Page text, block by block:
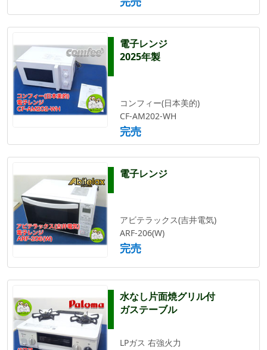
電子レンジ
2025年製
コンフィー(日本美的)
CF-AM202-WH
完売
電子レンジ
アビテラックス(吉井電気)
ARF-206(W)
完売
水なし片面焼グリル付
ガステーブル
LPガス 右強火力